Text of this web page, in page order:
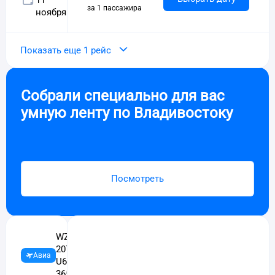
ноября
за 1 пассажира
Показать еще 1 рейс
Собрали специально для вас
умную ленту по Владивостоку
Посмотреть
Авиа
WZ-
2078,
U6-